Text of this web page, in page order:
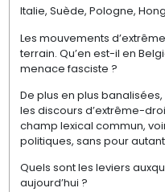
Italie, Suède, Pologne,
Les mouvements
terrain. Qu’en est-il en
menace fasciste ?
De plus en plus
les discours d’extrême-
champ lexical commun,
politiques, sans pour
Quels sont les leviers
aujourd’hui ?